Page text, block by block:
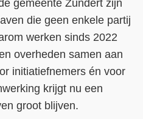
gemeente Zundert zijn
die geen enkele partij
werken sinds 2022
overheden samen aan
initiatiefnemers én voor
krijgt nu een
groot blijven.